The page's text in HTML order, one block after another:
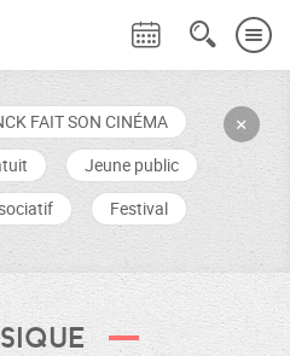
+
FAIT SON CINÉMA
Jeune public
Festival